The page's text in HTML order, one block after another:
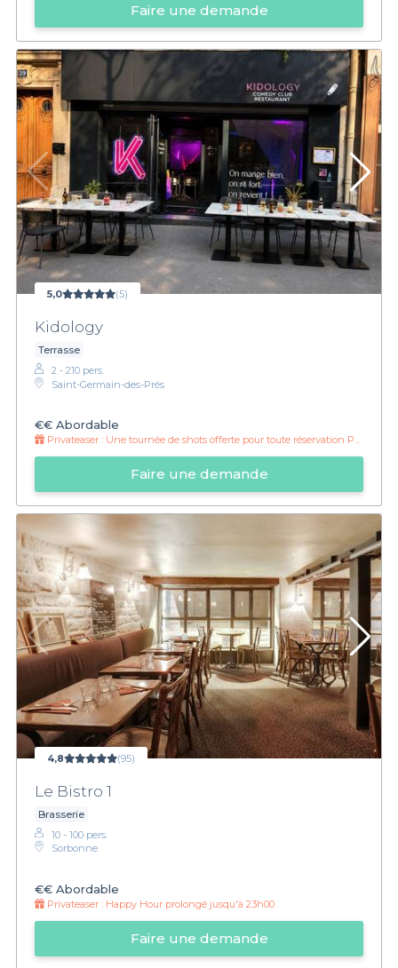
Faire une demande
5,0 (5)
Kidology
Terrasse
2 - 210 pers.
Saint-Germain-des-Prés
€€ Abordable
Privateaser : Une tournée de shots offerte pour toute réservation Privateaser
Faire une demande
4,8 (95)
Le Bistro 1
Brasserie
10 - 100 pers.
Sorbonne
€€ Abordable
Privateaser : Happy Hour prolongé jusqu'à 23h00
Faire une demande